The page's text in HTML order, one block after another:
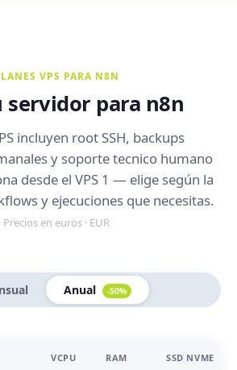
VPS PARA N8N
servidor para n8n
incluyen root SSH, backups
y soporte tecnico humano
desde el VPS 1 — elige según la
y ejecuciones que necesitas.
Precios en euros · EUR
Anual -50%
VCPU RAM SSD NVME